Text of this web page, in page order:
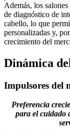
Además, los
de diagnóstico de
cabello, lo que
personalizadas y,
crecimiento del
Dinámica
Impulsores del
Preferencia
para el cuidado